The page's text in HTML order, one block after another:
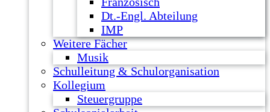
Dt.-Engl. Abteilung
IMP
Weitere Fächer
Musik
Schulleitung & Schulorganisation
Kollegium
Steuergruppe